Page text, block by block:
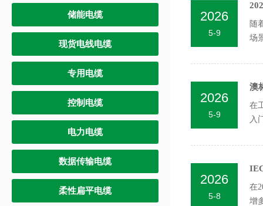
储能电缆
现货电线电缆
专用电缆
控制电缆
电力电缆
数据传输电缆
柔性扁平电缆
2026
5-9
随
场
2026
5-9
澳
在
入
2026
5-8
在
增